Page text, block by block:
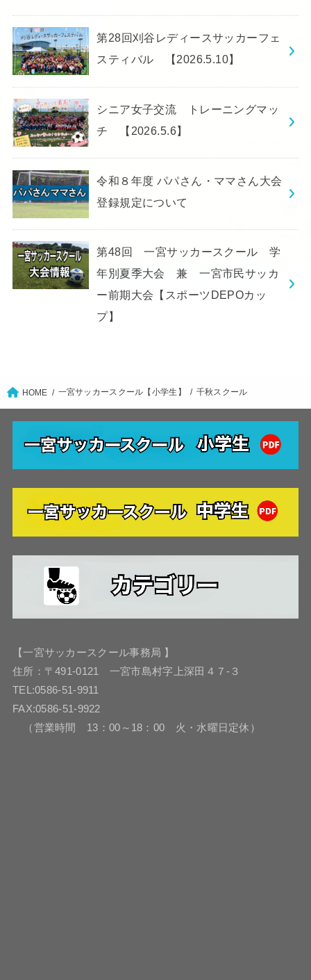
第28回刈谷レディースサッカーフェ
スティバル 【2026.5.10】
シニア女子交流 トレーニングマッ
チ 【2026.5.6】
令和８年度 パパさん・ママさん大会
登録規定について
第48回 一宮サッカースクール 学
年別夏季大会 兼 一宮市民サッカ
ー前期大会【スポーツDEPOカッ
プ】
HOME 一宮サッカースクール【小学生】 千秋スクール
【一宮サッカースクール事務局 】
住所：〒491-0121 一宮市島村字上深田４７-３
TEL:0586-51-9911
FAX:0586-51-9922
（営業時間 13：00～18：00 火・水曜日定休）